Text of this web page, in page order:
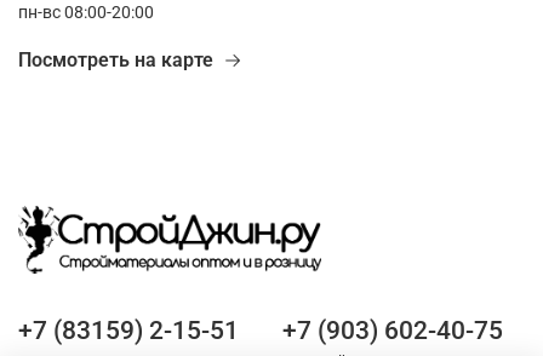
пн-вс 08:00-20:00
Посмотреть на карте
+7 (83159) 2-15-51 +7 (903) 602-40-75